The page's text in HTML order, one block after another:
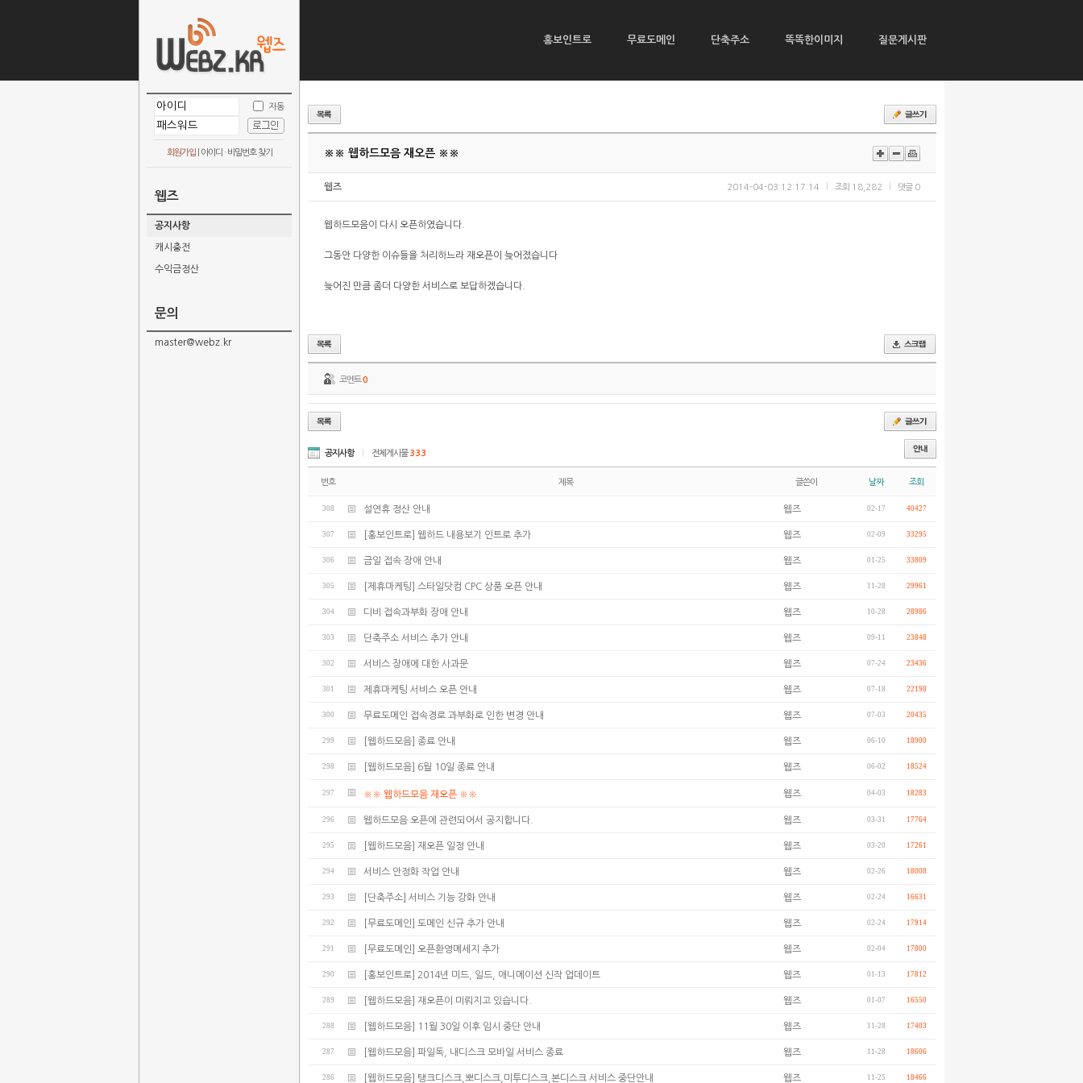
홍보인트로 무료도메인 단축주소 똑똑한이미지 질문게시판
자동
회원가입| 아이디 · 비밀번호 찾기
웹즈
공지사항
캐시충전
수익금정산
문의
master@webz.kr
※※ 웹하드모음 재오픈 ※※
웹즈 2014-04-03 12:17:14 조회 18,282 댓글 0
웹하드모음이 다시 오픈하였습니다.
그동안 다양한 이슈들을 처리하느라 재오픈이 늦어졌습니다
늦어진 만큼 좀더 다양한 서비스로 보답하겠습니다.
코멘트0
공지사항 전체게시물333
번호 제목 글쓴이 날짜 조회
308 설연휴 정산 안내 웹즈 02-17 40427
307 [홍보인트로] 웹하드 내용보기 인트로 추가 웹즈 02-09 33295
306 금일 접속 장애 안내 웹즈 01-25 33809
305 [제휴마케팅] 스타일닷컴 CPC 상품 오픈 안내 웹즈 11-28 29961
304 디비 접속과부화 장애 안내 웹즈 10-28 28986
303 단축주소 서비스 추가 안내 웹즈 09-11 23848
302 서비스 장애에 대한 사과문 웹즈 07-24 23436
301 제휴마케팅 서비스 오픈 안내 웹즈 07-18 22198
300 무료도메인 접속경로 과부화로 인한 변경 안내 웹즈 07-03 20435
299 [웹하드모음] 종료 안내 웹즈 06-10 18900
298 [웹하드모음] 6월 10일 종료 안내 웹즈 06-02 18524
297 ※※ 웹하드모음 재오픈 ※※ 웹즈 04-03 18283
296 웹하드모음 오픈에 관련되어서 공지합니다. 웹즈 03-31 17764
295 [웹하드모음] 재오픈 일정 안내 웹즈 03-20 17261
294 서비스 안정화 작업 안내 웹즈 02-26 18008
293 [단축주소] 서비스 기능 강화 안내 웹즈 02-24 16631
292 [무료도메인] 도메인 신규 추가 안내 웹즈 02-24 17914
291 [무료도메인] 오픈환영메세지 추가 웹즈 02-04 17800
290 [홍보인트로] 2014년 미드, 일드, 애니메이션 신작 업데이트 웹즈 01-13 17812
289 [웹하드모음] 재오픈이 미뤄지고 있습니다. 웹즈 01-07 16550
288 [웹하드모음] 11월 30일 이후 임시 중단 안내 웹즈 11-28 17403
287 [웹하드모음] 파일독, 내디스크 모바일 서비스 종료 웹즈 11-28 18606
286 [웹하드모음] 탱크디스크,뽀디스크,미투디스크,본디스크 서비스 중단안내 웹즈 11-25 18466